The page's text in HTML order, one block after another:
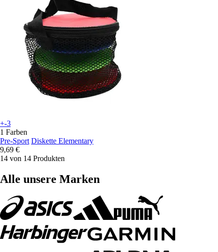
+-3
1 Farben
Pre-Sport Diskette Elementary
9,69 €
14 von 14 Produkten
Alle unsere Marken